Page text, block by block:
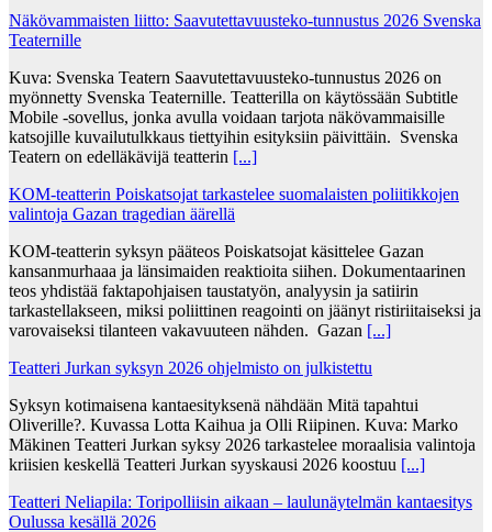
Näkövammaisten liitto: Saavutettavuusteko-tunnustus 2026 Svenska
Teaternille
Kuva: Svenska Teatern Saavutettavuusteko-tunnustus 2026 on
myönnetty Svenska Teaternille. Teatterilla on käytössään Subtitle
Mobile -sovellus, jonka avulla voidaan tarjota näkövammaisille
katsojille kuvailutulkkaus tiettyihin esityksiin päivittäin. Svenska
Teatern on edelläkävijä teatterin [...]
KOM-teatterin Poiskatsojat tarkastelee suomalaisten poliitikkojen
valintoja Gazan tragedian äärellä
KOM-teatterin syksyn pääteos Poiskatsojat käsittelee Gazan
kansanmurhaaa ja länsimaiden reaktioita siihen. Dokumentaarinen
teos yhdistää faktapohjaisen taustatyön, analyysin ja satiirin
tarkastellakseen, miksi poliittinen reagointi on jäänyt ristiriitaiseksi ja
varovaiseksi tilanteen vakavuuteen nähden. Gazan [...]
Teatteri Jurkan syksyn 2026 ohjelmisto on julkistettu
Syksyn kotimaisena kantaesityksenä nähdään Mitä tapahtui
Oliverille?. Kuvassa Lotta Kaihua ja Olli Riipinen. Kuva: Marko
Mäkinen Teatteri Jurkan syksy 2026 tarkastelee moraalisia valintoja
kriisien keskellä Teatteri Jurkan syyskausi 2026 koostuu [...]
Teatteri Neliapila: Toripolliisin aikaan – laulunäytelmän kantaesitys
Oulussa kesällä 2026